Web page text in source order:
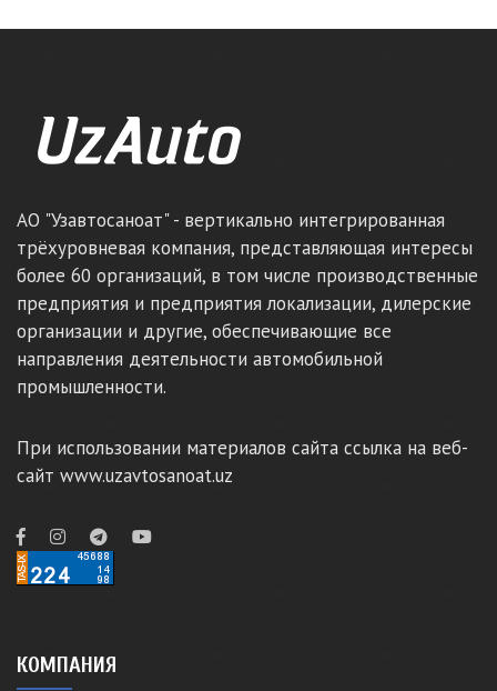
АО "Узавтосаноат" - вертикально интегрированная
трёхуровневая компания, представляющая интересы
более 60 организаций, в том числе производственные
предприятия и предприятия локализации, дилерские
организации и другие, обеспечивающие все
направления деятельности автомобильной
промышленности.
При использовании материалов сайта ссылка на веб-
сайт www.uzavtosanoat.uz
КОМПАНИЯ